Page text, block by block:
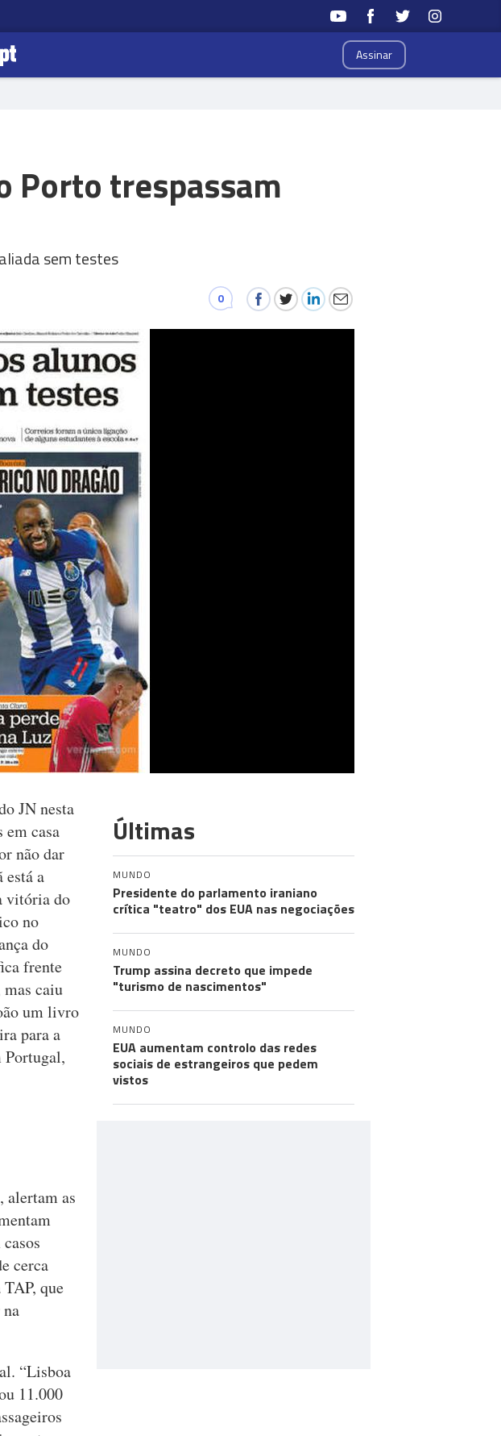
Assinar
Porto trespassam
sem testes
0
JN nesta
em casa
não dar
está a
vitória do
no
do
frente
caiu
um livro
para a
Portugal,
alertam as
cerca
que
“Lisboa
11.000
Últimas
MUNDO
Presidente do parlamento iraniano
crítica "teatro" dos EUA nas negociações
MUNDO
Trump assina decreto que impede
"turismo de nascimentos"
MUNDO
EUA aumentam controlo das redes
sociais de estrangeiros que pedem
vistos